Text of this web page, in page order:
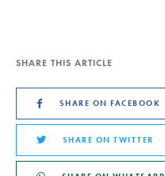
SHARE THIS ARTICLE
SHARE ON FACEBOOK
SHARE ON TWITTER